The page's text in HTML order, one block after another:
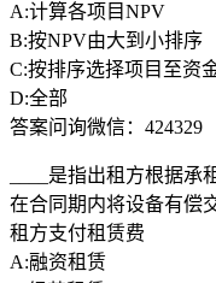
A:计算各项目NPV
B:按NPV由大到小排序
C:按排序选择项目至资
D:全部
答案问询微信：424329
____是指出租方根据承
在合同期内将设备有偿
租方支付租赁费
A:融资租赁